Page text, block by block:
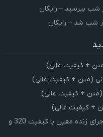
شب بپرسید – رایگان
شب شد – رایگان
+ کیفیت عالی)
(متن + کیفیت عالی)
+ کیفیت عالی)
+ کیفیت عالی)
کنسرت صوتی معین لایو | آرشیو کامل اجرای زنده معین با کیفیت 320 و